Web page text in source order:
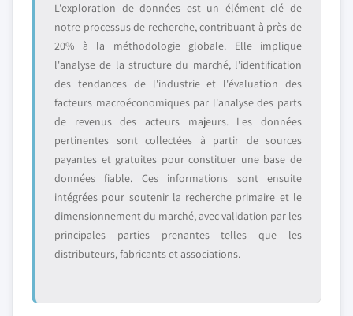
L'exploration de données est un élément clé de
notre processus de recherche, contribuant à près de
20% à la méthodologie globale. Elle implique
l'analyse de la structure du marché, l'identification
des tendances de l'industrie et l'évaluation des
facteurs macroéconomiques par l'analyse des parts
de revenus des acteurs majeurs. Les données
pertinentes sont collectées à partir de sources
payantes et gratuites pour constituer une base de
données fiable. Ces informations sont ensuite
intégrées pour soutenir la recherche primaire et le
dimensionnement du marché, avec validation par les
principales parties prenantes telles que les
distributeurs, fabricants et associations.